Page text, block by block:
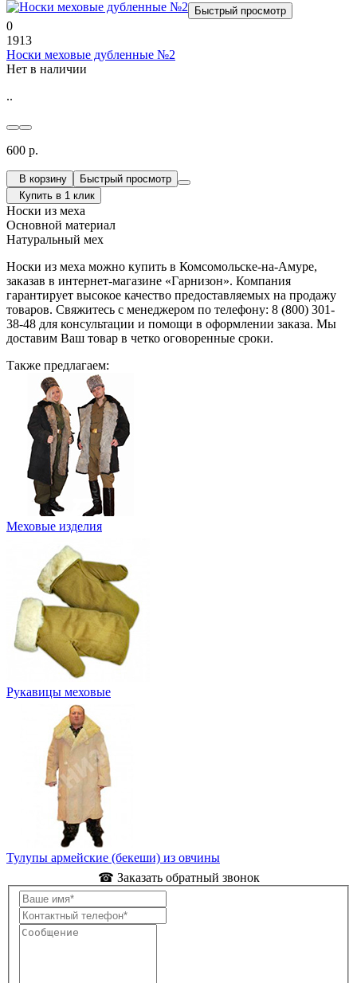
Быстрый просмотр
0
1913
Носки меховые дубленные №2
Нет в наличии
..
600 р.
В корзину
Быстрый просмотр
Купить в 1 клик
Носки из меха
Основной материал
Натуральный мех
Носки из меха можно купить в Комсомольске-на-Амуре,
заказав в интернет-магазине «Гарнизон». Компания
гарантирует высокое качество предоставляемых на продажу
товаров. Свяжитесь с менеджером по телефону: 8 (800) 301-
38-48 для консультации и помощи в оформлении заказа. Мы
доставим Ваш товар в четко оговоренные сроки.
Также предлагаем:
Меховые изделия
Рукавицы меховые
Тулупы армейские (бекеши) из овчины
☎ Заказать обратный звонок